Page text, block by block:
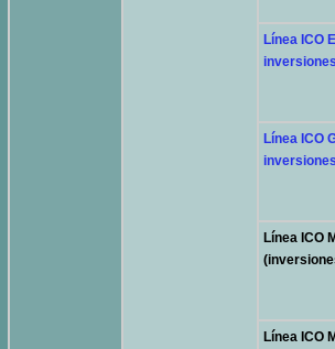
Línea ICO
Línea ICO
Línea ICO
Línea ICO